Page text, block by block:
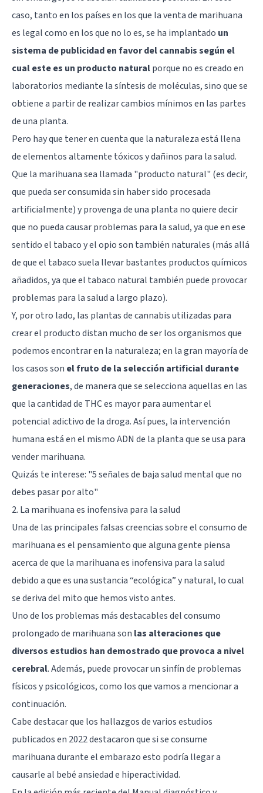
caso, tanto en los países en los que la venta de marihuana
es legal como en los que no lo es, se ha implantado un
sistema de publicidad en favor del cannabis según el
cual este es un producto naturalporque no es creado en
laboratorios mediante la síntesis de moléculas, sino que se
obtiene a partir de realizar cambios mínimos en las partes
de una planta.
Pero hay que tener en cuenta que la naturaleza está llena
de elementos altamente tóxicos y dañinos para la salud.
Que la marihuana sea llamada "producto natural" (es decir,
que pueda ser consumida sin haber sido procesada
artificialmente) y provenga de una planta no quiere decir
que no pueda causar problemas para la salud, ya que en ese
sentido el tabaco y el opio son también naturales (más allá
de que el tabaco suela llevar bastantes productos químicos
añadidos, ya que el tabaco natural también puede provocar
problemas para la salud a largo plazo).
Y, por otro lado, las plantas de cannabis utilizadas para
crear el producto distan mucho de ser los organismos que
podemos encontrar en la naturaleza; en la gran mayoría de
los casos son el fruto de la selección artificial durante
generaciones, de manera que se selecciona aquellas en las
que la cantidad de THC es mayor para aumentar el
potencial adictivo de la droga. Así pues, la intervención
humana está en el mismo ADN de la planta que se usa para
vender marihuana.
Quizás te interese: "5 señales de baja salud mental que no
debes pasar por alto"
2. La marihuana es inofensiva para la salud
Una de las principales falsas creencias sobre el consumo de
marihuana es el pensamiento que alguna gente piensa
acerca de que la marihuana es inofensiva para la salud
debido a que es una sustancia “ecológica” y natural, lo cual
se deriva del mito que hemos visto antes.
Uno de los problemas más destacables del consumo
prolongado de marihuana son las alteraciones que
diversos estudios han demostrado que provoca a nivel
cerebral. Además, puede provocar un sinfín de problemas
físicos y psicológicos, como los que vamos a mencionar a
continuación.
Cabe destacar que los hallazgos de varios estudios
publicados en 2022 destacaron que si se consume
marihuana durante el embarazo esto podría llegar a
causarle al bebé ansiedad e hiperactividad.